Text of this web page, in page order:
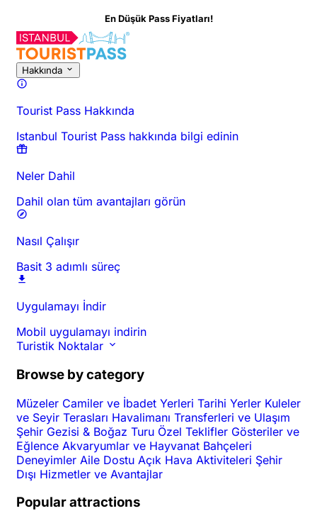
En Düşük Pass Fiyatları!
Hakkında
Tourist Pass Hakkında
Istanbul Tourist Pass hakkında bilgi edinin
Neler Dahil
Dahil olan tüm avantajları görün
Nasıl Çalışır
Basit 3 adımlı süreç
Uygulamayı İndir
Mobil uygulamayı indirin
Turistik Noktalar
Browse by category
Müzeler Camiler ve İbadet Yerleri Tarihi Yerler Kuleler
ve Seyir Terasları Havalimanı Transferleri ve Ulaşım
Şehir Gezisi & Boğaz Turu Özel Teklifler Gösteriler ve
Eğlence Akvaryumlar ve Hayvanat Bahçeleri
Deneyimler Aile Dostu Açık Hava Aktiviteleri Şehir
Dışı Hizmetler ve Avantajlar
Popular attractions
Bu Aktivite Hakkında Genel Bakış Saatler ve Süre